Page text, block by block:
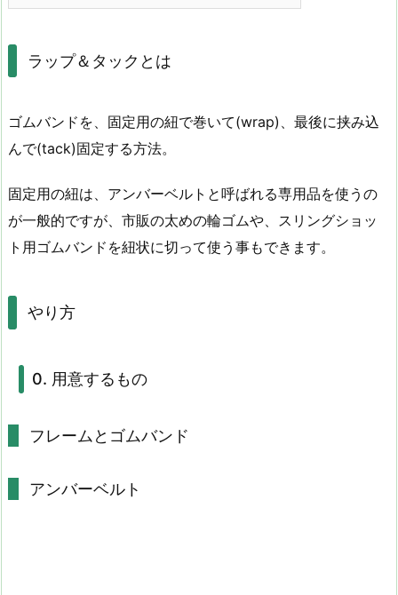
定
る
方
ラップ＆タックとは
ゴムバンドを、固定用の紐で巻いて(wrap)、最後に挟み込
んで(tack)固定する方法。
固定用の紐は、アンバーベルトと呼ばれる専用品を使うの
が一般的ですが、市販の太めの輪ゴムや、スリングショッ
ト用ゴムバンドを紐状に切って使う事もできます。
やり方
0. 用意するもの
フレームとゴムバンド
アンバーベルト